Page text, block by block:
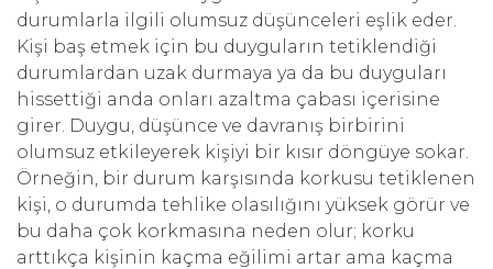
durumlarla ilgili olumsuz düşünceleri eşlik eder.
Kişi baş etmek için bu duyguların tetiklendiği
durumlardan uzak durmaya ya da bu duyguları
hissettiği anda onları azaltma çabası içerisine
girer. Duygu, düşünce ve davranış birbirini
olumsuz etkileyerek kişiyi bir kısır döngüye sokar.
Örneğin, bir durum karşısında korkusu tetiklenen
kişi, o durumda tehlike olasılığını yüksek görür ve
bu daha çok korkmasına neden olur; korku
arttıkça kişinin kaçma eğilimi artar ama kaçma